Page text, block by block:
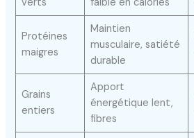
Protéines
maigres
Maintien
musculaire, satiété
durable
Grains
entiers
Apport
énergétique lent,
fibres